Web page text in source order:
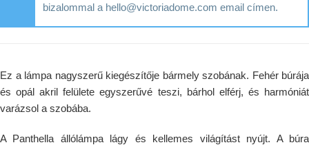
bizalommal a hello@victoriadome.com email címen.
Ez a lámpa nagyszerű kiegészítője bármely szobának. Fehér búrája
és opál akril felülete egyszerűvé teszi, bárhol elférj, és harmóniát
varázsol a szobába.
A Panthella állólámpa lágy és kellemes világítást nyújt. A búra